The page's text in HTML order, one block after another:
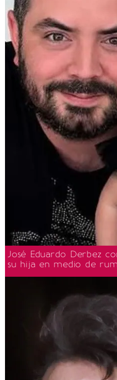
José Eduardo Derbez
su hija en medio de